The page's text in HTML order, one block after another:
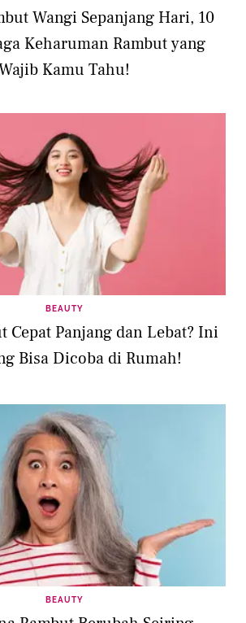
Wangi Sepanjang Hari, 10
Keharuman Rambut yang
Kamu Tahu!
BEAUTY
Cepat Panjang dan Lebat? Ini
Bisa Dicoba di Rumah!
BEAUTY